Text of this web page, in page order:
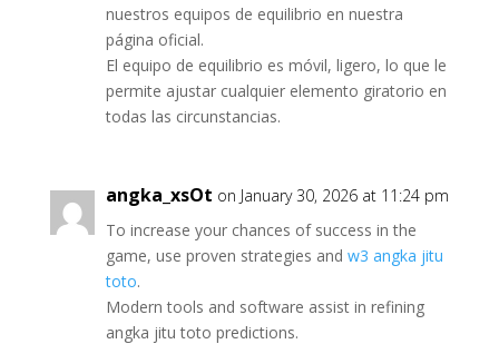
nuestros equipos de equilibrio en nuestra
página oficial.
El equipo de equilibrio es móvil, ligero, lo que le
permite ajustar cualquier elemento giratorio en
todas las circunstancias.
angka_xsOt on January 30, 2026 at 11:24 pm
To increase your chances of success in the
game, use proven strategies and w3 angka jitu
toto.
Modern tools and software assist in refining
angka jitu toto predictions.